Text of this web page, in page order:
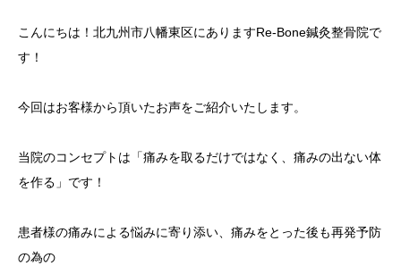
こんにちは！北九州市八幡東区にありますRe-Bone鍼灸整骨院で
す！
今回はお客様から頂いたお声をご紹介いたします。
当院のコンセプトは「痛みを取るだけではなく、痛みの出ない体
を作る」です！
患者様の痛みによる悩みに寄り添い、痛みをとった後も再発予防
の為の